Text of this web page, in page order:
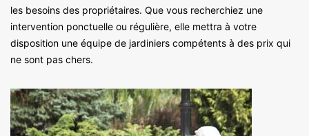
les besoins des propriétaires. Que vous recherchiez une
intervention ponctuelle ou régulière, elle mettra à votre
disposition une équipe de jardiniers compétents à des prix qui
ne sont pas chers.